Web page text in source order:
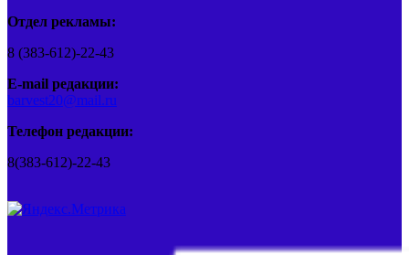
Отдел рекламы:
8 (383-612)-22-43
E-mail редакции:
barvest20@mail.ru
Телефон редакции:
8(383-612)-22-43